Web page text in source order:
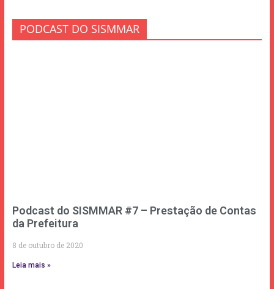
PODCAST DO SISMMAR
Podcast do SISMMAR #7 – Prestação de Contas
da Prefeitura
8 de outubro de 2020
Leia mais »